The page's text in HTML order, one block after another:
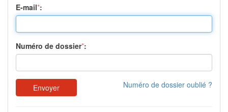
E-mail*:
Numéro de dossier*:
Numéro de dossier oublié ?